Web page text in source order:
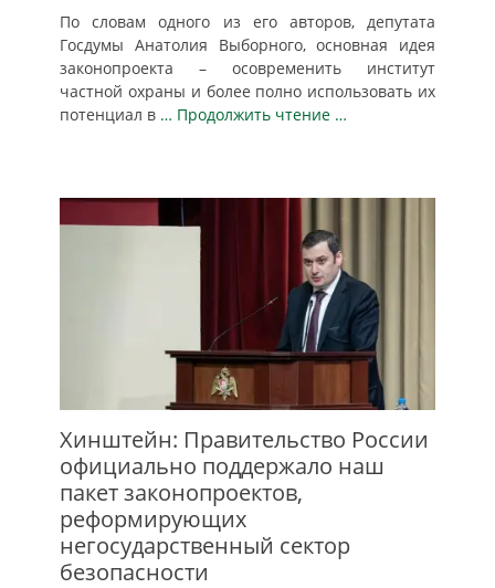
По словам одного из его авторов, депутата
Госдумы Анатолия Выборного, основная идея
законопроекта – осовременить институт
частной охраны и более полно использовать их
потенциал в … Продолжить чтение …
Хинштейн: Правительство России
официально поддержало наш
пакет законопроектов,
реформирующих
негосударственный сектор
безопасности